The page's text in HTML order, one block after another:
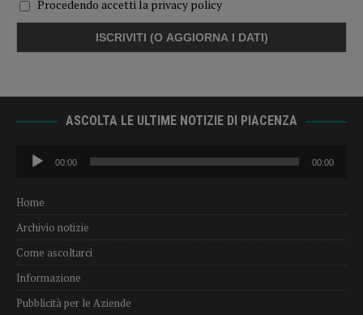
Procedendo accetti la privacy policy
ASCOLTA LE ULTIME NOTIZIE DI PIACENZA
Audio
Player
00:00 00:00
Home
Archivio notizie
Come ascoltarci
Informazione
Pubblicità per le Aziende